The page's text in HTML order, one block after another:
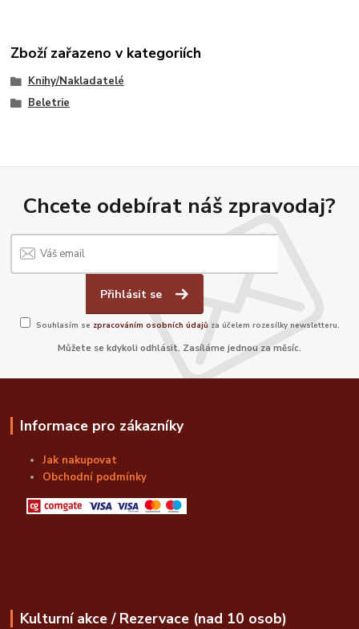
Zboží zařazeno v kategoriích
Knihy/Nakladatelé
Beletrie
Chcete odebírat náš zpravodaj?
Přihlásit se
Souhlasím se zpracováním osobních údajů za účelem rozesílky newsletteru.
Můžete se kdykoli odhlásit. Zasíláme jednou za měsíc.
Informace pro zákazníky
Jak nakupovat
Obchodní podmínky
Kulturní akce / Rezervace (nad 10 osob)